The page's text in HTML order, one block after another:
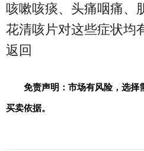
咳嗽咳痰、头痛咽痛、
花清咳片对这些症状均
返回
免责声明：市场有风险，选择
买卖依据。